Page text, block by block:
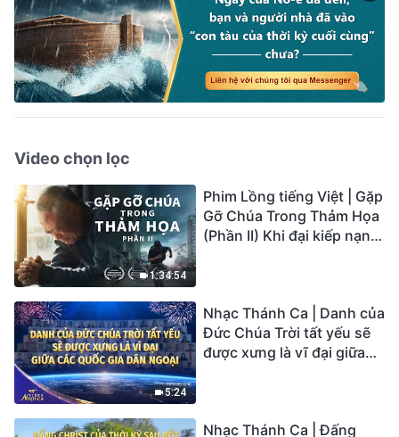
Video chọn lọc
1:34:54
Phim Lồng tiếng Việt | Gặp
Gỡ Chúa Trong Thảm Họa
(Phần II) Khi đại kiếp nạn
5:24
Nhạc Thánh Ca | Danh của
Đức Chúa Trời tất yếu sẽ
được xưng là vĩ đại giữa
Nhạc Thánh Ca | Đấng